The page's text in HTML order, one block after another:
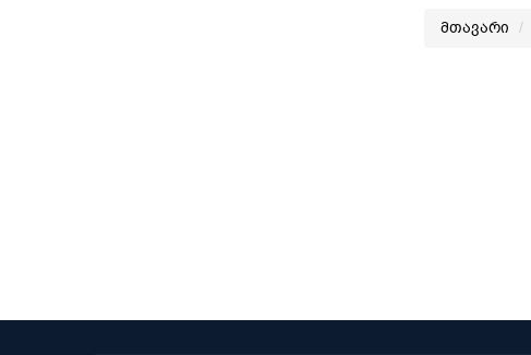
მთავარი